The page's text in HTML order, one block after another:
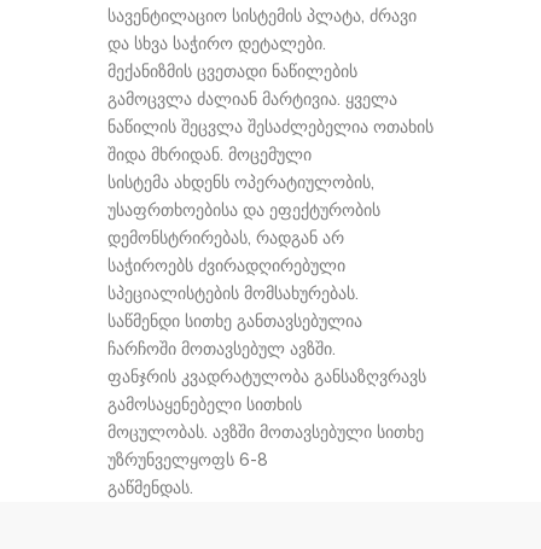
სავენტილაციო სისტემის პლატა, ძრავი
და სხვა საჭირო დეტალები.
მექანიზმის ცვეთადი ნაწილების
გამოცვლა ძალიან მარტივია. ყველა
ნაწილის შეცვლა შესაძლებელია ოთახის
შიდა მხრიდან. მოცემული
სისტემა ახდენს ოპერატიულობის,
უსაფრთხოებისა და ეფექტურობის
დემონსტრირებას, რადგან არ
საჭიროებს ძვირადღირებული
სპეციალისტების მომსახურებას.
საწმენდი სითხე განთავსებულია
ჩარჩოში მოთავსებულ ავზში.
ფანჯრის კვადრატულობა განსაზღვრავს
გამოსაყენებელი სითხის
მოცულობას. ავზში მოთავსებული სითხე
უზრუნველყოფს 6-8
გაწმენდას.